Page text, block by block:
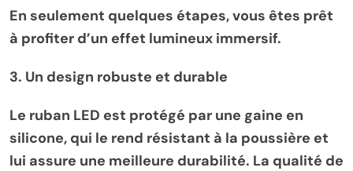
En seulement quelques étapes, vous êtes prêt
à profiter d’un effet lumineux immersif.
3. Un design robuste et durable
Le ruban LED est protégé par une gaine en
silicone, qui le rend résistant à la poussière et
lui assure une meilleure durabilité. La qualité de